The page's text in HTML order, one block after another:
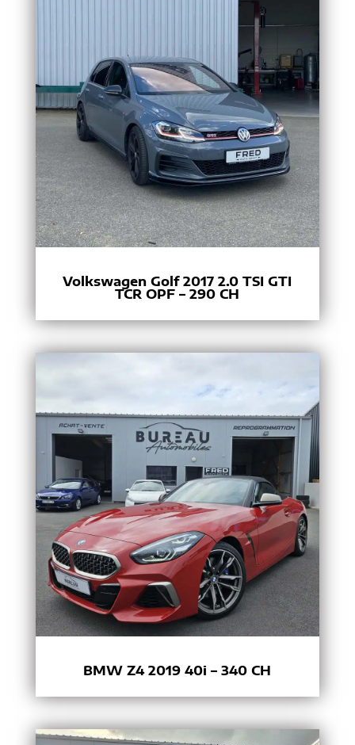
Volkswagen Golf 2017 2.0 TSI GTI
TCR OPF – 290 CH
BMW Z4 2019 40i – 340 CH